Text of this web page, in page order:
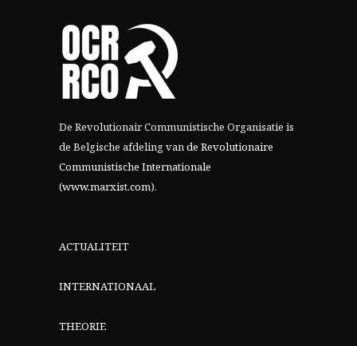
De Revolutionair Communistische Organisatie is
de Belgische afdeling vande Revolutionaire
Communistische Internationale
(www.marxist.com).
ACTUALITEIT
INTERNATIONAAL
THEORIE